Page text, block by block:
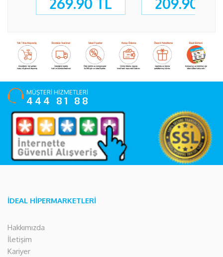
MÜŞTERİ HİZMETLERİ
444 81 88
İDEAL HİPERMARKETLERİ
Hakkımızda
İletişim
Kariyer